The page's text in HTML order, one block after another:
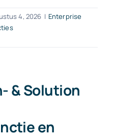
4, 2026 | Enterprise
& Solution
en